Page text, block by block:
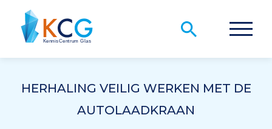
HERHALING VEILIG WERKEN MET DE
AUTOLAADKRAAN